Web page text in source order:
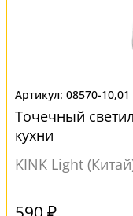
08570-10,01
Точечный
кухни
KINK Light